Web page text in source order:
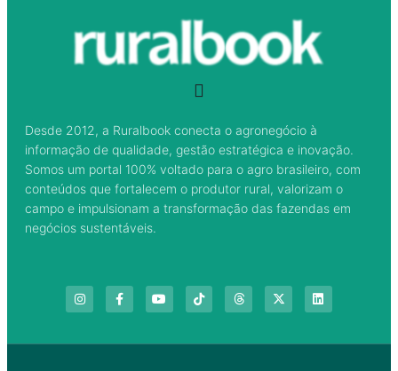
Desde 2012, a Ruralbook conecta o agronegócio à
informação de qualidade, gestão estratégica e inovação.
Somos um portal 100% voltado para o agro brasileiro, com
conteúdos que fortalecem o produtor rural, valorizam o
campo e impulsionam a transformação das fazendas em
negócios sustentáveis.